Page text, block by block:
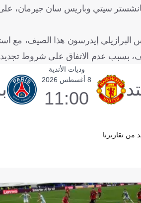
سيتي وباريس سان جيرمان،
إيدرسون هذا الصيف، مع
بسبب عدم الاتفاق على شروط تجديد
وديات الأندية
8 أغسطس 2026
11:00